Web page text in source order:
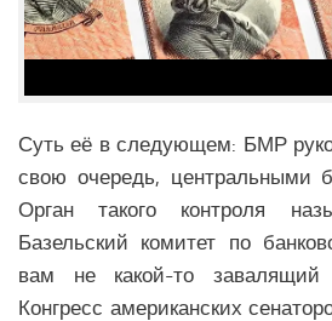
История Северной Америки
Климат Северной Америки
Медицина Северной Америки
Наука Северной Америки
Образование Северной Америки
Общество Северной Америки
Суть её в следующем: БМР
свою очередь, центральными
Орган такого контроля
Базельский комитет по
вам не какой-то
Конгресс американских